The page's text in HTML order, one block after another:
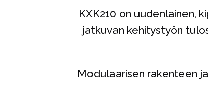
KXK210 on uudenlainen,
jatkuvan kehitystyön
Modulaarisen rakenteen